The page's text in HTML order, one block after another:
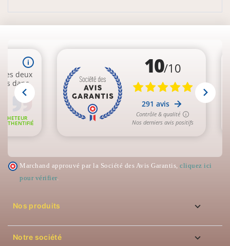
Marchand approuvé par la Société des Avis Garantis, cliquez ici
pour vérifier.
Nos produits 
Notre société 